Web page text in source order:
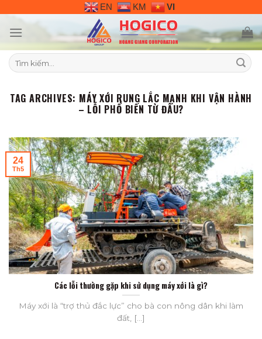
content
EN KM VI
Tìm
kiếm:
TAG ARCHIVES: MÁY XỚI RUNG LẮC MẠNH KHI VẬN HÀNH
– LỖI PHỔ BIẾN TỪ ĐÂU?
Các lỗi thường gặp khi sử dụng máy xới là gì?
Máy xới là “trợ thủ đắc lực” cho bà con nông dân khi làm
đất, [...]
24
Th5